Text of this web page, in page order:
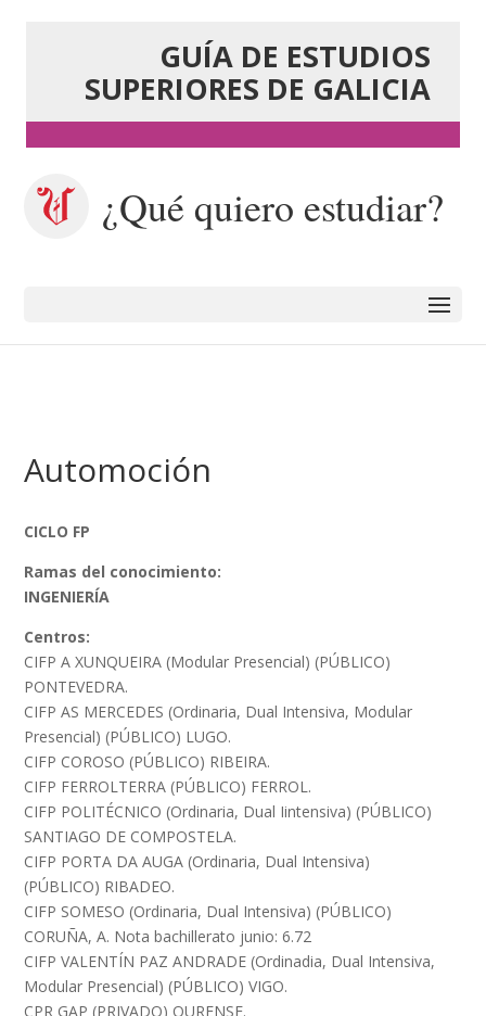
GUÍA DE ESTUDIOS
SUPERIORES DE GALICIA
¿Qué quiero estudiar?
Automoción
CICLO FP
Ramas del conocimiento:
INGENIERÍA
Centros:
CIFP A XUNQUEIRA (Modular Presencial) (PÚBLICO)
PONTEVEDRA.
CIFP AS MERCEDES (Ordinaria, Dual Intensiva, Modular
Presencial) (PÚBLICO) LUGO.
CIFP COROSO (PÚBLICO) RIBEIRA.
CIFP FERROLTERRA (PÚBLICO) FERROL.
CIFP POLITÉCNICO (Ordinaria, Dual Iintensiva) (PÚBLICO)
SANTIAGO DE COMPOSTELA.
CIFP PORTA DA AUGA (Ordinaria, Dual Intensiva)
(PÚBLICO) RIBADEO.
CIFP SOMESO (Ordinaria, Dual Intensiva) (PÚBLICO)
CORUÑA, A. Nota bachillerato junio: 6.72
CIFP VALENTÍN PAZ ANDRADE (Ordinadia, Dual Intensiva,
Modular Presencial) (PÚBLICO) VIGO.
CPR GAP (PRIVADO) OURENSE.